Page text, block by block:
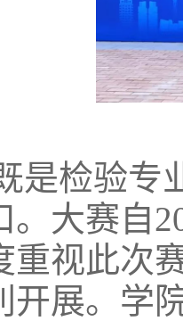
是检验专
。大赛自
重视此次
开展。学